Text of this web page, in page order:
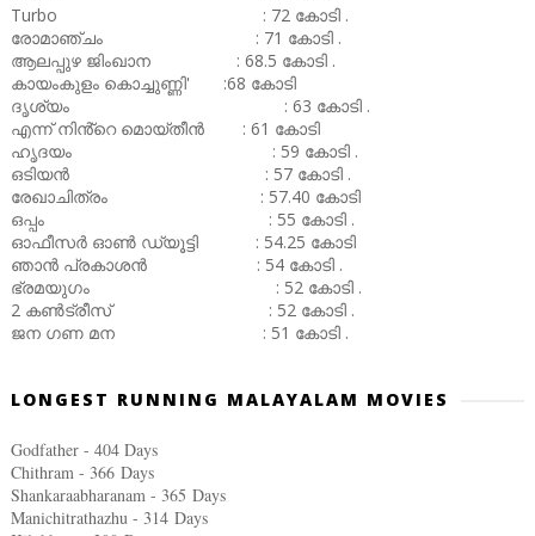
Turbo : 72 കോടി .
രോമാഞ്ചം : 71 കോടി .
ആലപ്പുഴ ജിംഖാന : 68.5 കോടി .
കായംകുളം കൊച്ചുണ്ണി' :68 കോടി
ദൃശ്യം : 63 കോടി .
എന്ന് നിൻ്റെ മൊയ്തീൻ : 61 കോടി
ഹൃദയം : 59 കോടി .
ഒടിയൻ : 57 കോടി .
രേഖാചിത്രം : 57.40 കോടി
ഒപ്പം : 55 കോടി .
ഓഫീസർ ഓൺ ഡ്യൂട്ടി : 54.25 കോടി
ഞാൻ പ്രകാശൻ : 54 കോടി .
ഭ്രമയുഗം : 52 കോടി .
2 കൺട്രീസ് : 52 കോടി .
ജന ഗണ മന : 51 കോടി .
LONGEST RUNNING MALAYALAM MOVIES
Godfather - 404 Days
Chithram - 366 Days
Shankaraabharanam - 365 Days
Manichitrathazhu - 314 Days